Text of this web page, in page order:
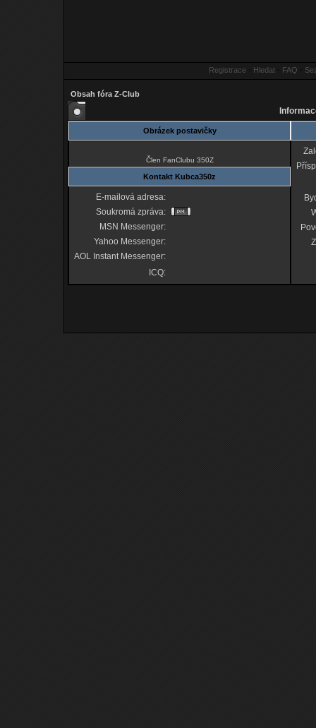
Registrace Hledat FAQ
Obsah fóra Z-Club
Obrázek postavičky
Člen FanClubu 350Z
Kontakt Kubca350z
E-mailová adresa:
Soukromá zpráva:
MSN Messenger:
Yahoo Messenger:
AOL Instant Messenger:
ICQ: